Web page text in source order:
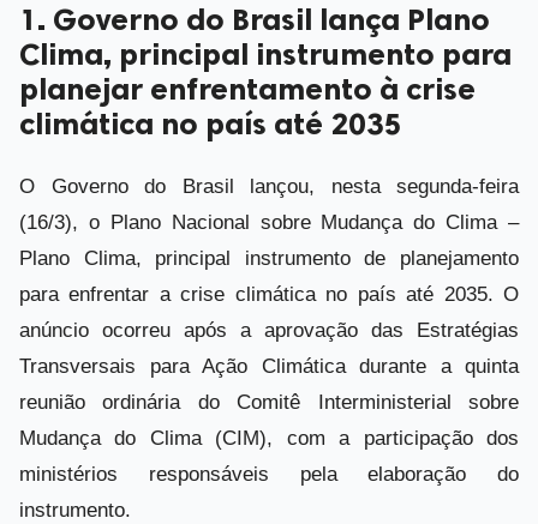
1. Governo do Brasil lança Plano
Clima, principal instrumento para
planejar enfrentamento à crise
climática no país até 2035
O Governo do Brasil lançou, nesta segunda-feira
(16/3), o Plano Nacional sobre Mudança do Clima –
Plano Clima, principal instrumento de planejamento
para enfrentar a crise climática no país até 2035. O
anúncio ocorreu após a aprovação das Estratégias
Transversais para Ação Climática durante a quinta
reunião ordinária do Comitê Interministerial sobre
Mudança do Clima (CIM), com a participação dos
ministérios responsáveis pela elaboração do
instrumento.